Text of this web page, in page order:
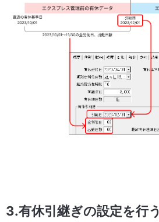
3.有休引継ぎの設定を行う